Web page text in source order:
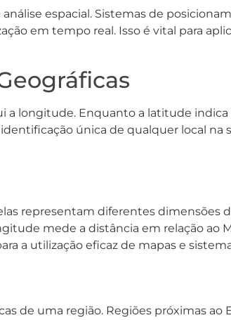
espacial. Sistemas de
em tempo real. Isso é vital para
longitude. Enquanto a latitude indica
única de qualquer local na
representam diferentes dimensões
mede a distância em relação ao
a utilização eficaz de mapas e
de uma região. Regiões próximas ao